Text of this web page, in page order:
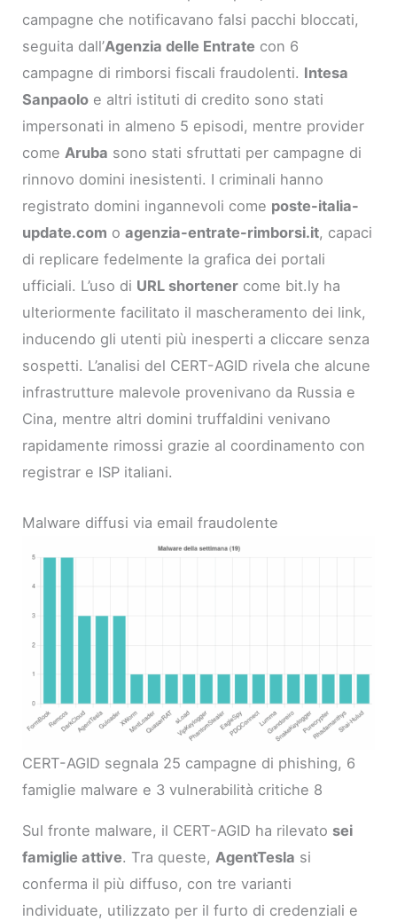
campagne che notificavano falsi pacchi bloccati,
seguita dall’Agenzia delle Entrate con 6
campagne di rimborsi fiscali fraudolenti. Intesa
Sanpaolo e altri istituti di credito sono stati
impersonati in almeno 5 episodi, mentre provider
comeAruba sono stati sfruttati per campagne di
rinnovo domini inesistenti. I criminali hanno
registrato domini ingannevoli come poste-italia-
update.com oagenzia-entrate-rimborsi.it, capaci
di replicare fedelmente la grafica dei portali
ufficiali. L’uso di URL shortener come bit.ly ha
ulteriormente facilitato il mascheramento dei link,
inducendo gli utenti più inesperti a cliccare senza
sospetti. L’analisi del CERT-AGID rivela che alcune
infrastrutture malevole provenivano da Russia e
Cina, mentre altri domini truffaldini venivano
rapidamente rimossi grazie al coordinamento con
registrar e ISP italiani.
Malware diffusi via email fraudolente
CERT-AGID segnala 25 campagne di phishing, 6
famiglie malware e 3 vulnerabilità critiche 8
Sul fronte malware, il CERT-AGID ha rilevato sei
famiglie attive. Tra queste,AgentTesla si
conferma il più diffuso, con tre varianti
individuate, utilizzato per il furto di credenziali e